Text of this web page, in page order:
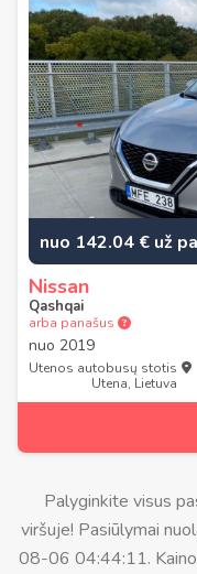
nuo 142.04 € už
Nissan
Qashqai
arba panašus
nuo 2019
Utenos autobusų stotis
Utena, Lietuva
Palyginkite visus
viršuje! Pasiūlymai
08-06 04:44:11.